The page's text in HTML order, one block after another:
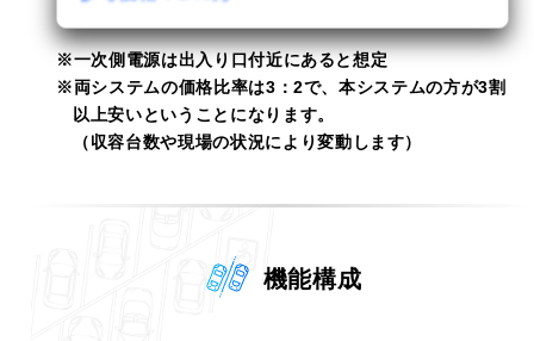
一次側電源は出入り口付近にあると想定
両システムの価格比率は3：2で、本システムの方が3割
以上安いということになります。
（収容台数や現場の状況により変動します）
機能構成